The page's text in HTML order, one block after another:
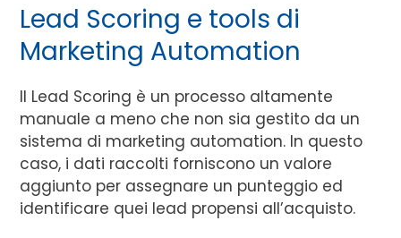
Lead Scoring e tools di
Marketing Automation
Il Lead Scoring è un processo altamente
manuale a meno che non sia gestito da un
sistema di marketing automation. In questo
caso, i dati raccolti forniscono un valore
aggiunto per assegnare un punteggio ed
identificare quei lead propensi all’acquisto.